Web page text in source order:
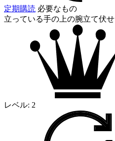
定期購読 必要なもの
立っている手の上の腕立て伏せ
レベル: 2